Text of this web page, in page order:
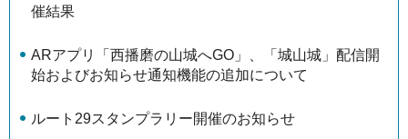
催結果
ARアプリ「西播磨の山城へGO」、「城山城」配信開
始およびお知らせ通知機能の追加について
ルート29スタンプラリー開催のお知らせ